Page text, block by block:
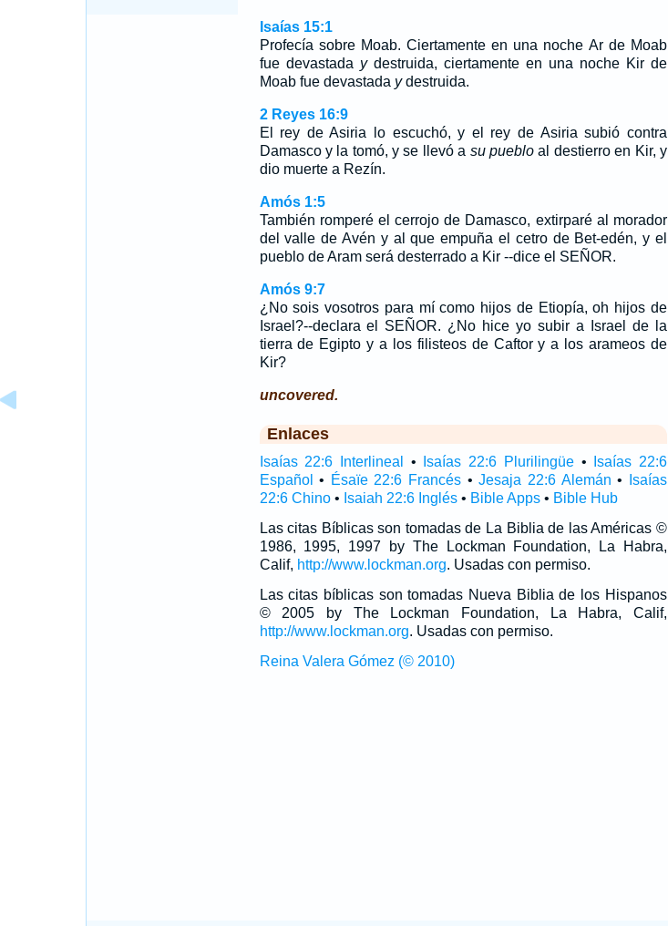
Isaías 15:1
Profecía sobre Moab. Ciertamente en una noche Ar de Moab
fue devastada ydestruida, ciertamente en una noche Kir de
Moab fue devastada ydestruida.
2 Reyes 16:9
El rey de Asiria lo escuchó, y el rey de Asiria subió contra
Damasco y la tomó, y se llevó a su puebloal destierro en Kir, y
dio muerte a Rezín.
Amós 1:5
También romperé el cerrojo de Damasco, extirparé al morador
del valle de Avén y al que empuña el cetro de Bet-edén, y el
pueblo de Aram será desterrado a Kir --dice el SEÑOR.
Amós 9:7
¿No sois vosotros para mí como hijos de Etiopía, oh hijos de
Israel?--declara el SEÑOR. ¿No hice yo subir a Israel de la
tierra de Egipto y a los filisteos de Caftor y a los arameos de
Kir?
uncovered.
Enlaces
Isaías 22:6 Interlineal • Isaías 22:6 Plurilingüe•
Isaías 22:6
Español • Ésaïe 22:6 Francés •Jesaja 22:6 Alemán •
Isaías
22:6 Chino• Isaiah 22:6 Inglés• Bible Apps• Bible Hub
Las citas Bíblicas son tomadas de La Biblia de las Américas ©
1986, 1995, 1997 by The Lockman Foundation, La Habra,
Calif, http://www.lockman.org. Usadas con permiso.
Las citas bíblicas son tomadas Nueva Biblia de los Hispanos
© 2005 by The Lockman Foundation, La Habra, Calif,
http://www.lockman.org. Usadas con permiso.
Reina Valera Gómez (© 2010)